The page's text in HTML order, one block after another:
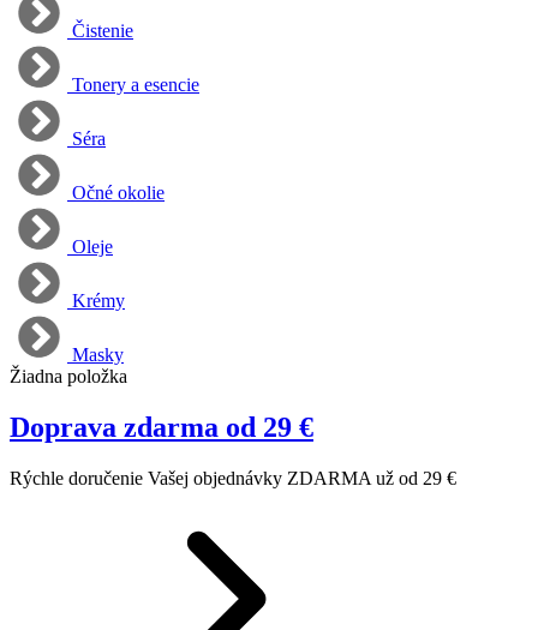
Čistenie
Tonery a esencie
Séra
Očné okolie
Oleje
Krémy
Masky
Žiadna položka
Doprava zdarma od 29 €
Rýchle doručenie Vašej objednávky ZDARMA už od 29 €